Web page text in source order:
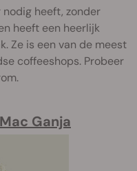
heeft, zonder
heeft een heerlijk
Ze is een van de meest
coffeeshops. Probeer
Ganja